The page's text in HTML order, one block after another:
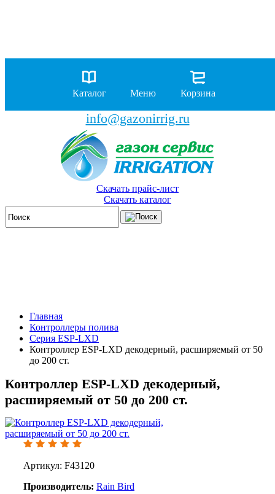
8 (929)
8 (929)
962-01-18
info@gazonirrig.ru
Скачать прайс-лист
Скачать каталог
Главная
Контроллеры полива
Серия ESP-LXD
Контроллер ESP-LXD декодерный, расширяемый от 50
до 200 ст.
Контроллер ESP-LXD декодерный,
расширяемый от 50 до 200 ст.
Артикул: F43120
Производитель: Rain Bird
Каталог Меню Корзина